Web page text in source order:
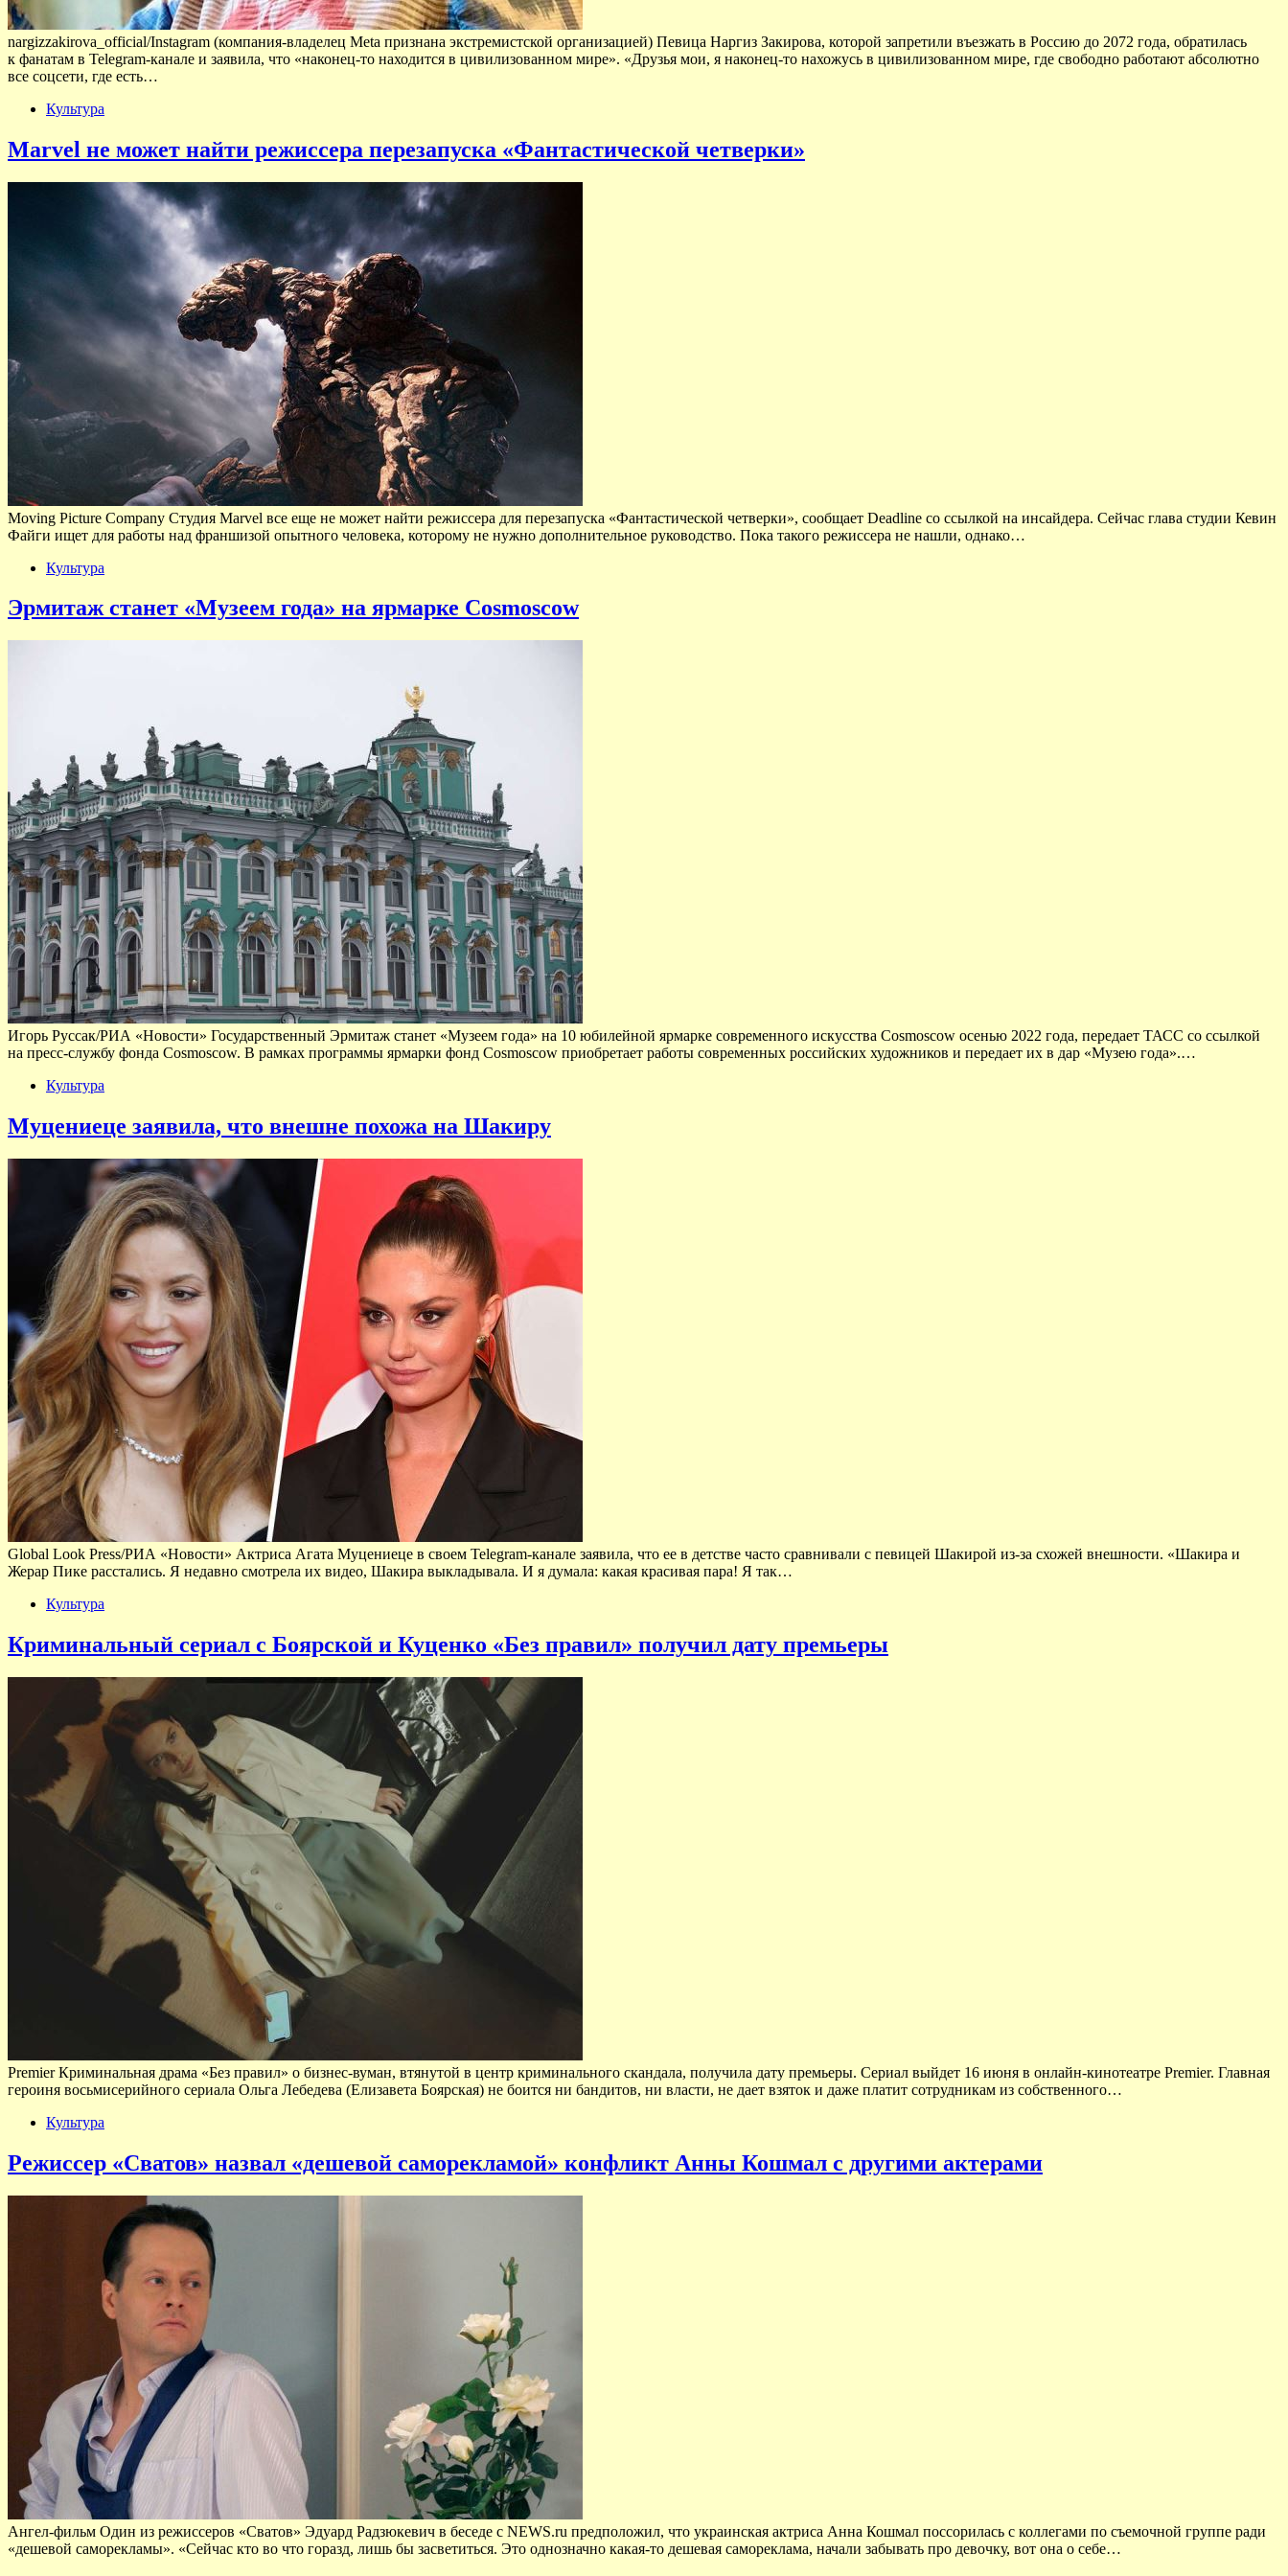
nargizzakirova_official/Instagram (компания-владелец Meta признана экстремистской организацией) Певица Наргиз Закирова, которой запретили въезжать в Россию до 2072 года, обратилась
к фанатам в Telegram-канале и заявила, что «наконец-то находится в цивилизованном мире». «Друзья мои, я наконец-то нахожусь в цивилизованном мире, где свободно работают абсолютно
все соцсети, где есть…
Культура
Marvel не может найти режиссера перезапуска «Фантастической четверки»
Moving Picture Company Студия Marvel все еще не может найти режиссера для перезапуска «Фантастической четверки», сообщает Deadline со ссылкой на инсайдера. Сейчас глава студии Кевин
Файги ищет для работы над франшизой опытного человека, которому не нужно дополнительное руководство. Пока такого режиссера не нашли, однако…
Культура
Эрмитаж станет «Музеем года» на ярмарке Cosmoscow
Игорь Руссак/РИА «Новости» Государственный Эрмитаж станет «Музеем года» на 10 юбилейной ярмарке современного искусства Cosmoscow осенью 2022 года, передает ТАСС со ссылкой
на пресс-службу фонда Cosmoscow. В рамках программы ярмарки фонд Cosmoscow приобретает работы современных российских художников и передает их в дар «Музею года».…
Культура
Муцениеце заявила, что внешне похожа на Шакиру
Global Look Press/РИА «Новости» Актриса Агата Муцениеце в своем Telegram-канале заявила, что ее в детстве часто сравнивали с певицей Шакирой из-за схожей внешности. «Шакира и
Жерар Пике расстались. Я недавно смотрела их видео, Шакира выкладывала. И я думала: какая красивая пара! Я так…
Культура
Криминальный сериал с Боярской и Куценко «Без правил» получил дату премьеры
Premier Криминальная драма «Без правил» о бизнес-вуман, втянутой в центр криминального скандала, получила дату премьеры. Сериал выйдет 16 июня в онлайн-кинотеатре Premier. Главная
героиня восьмисерийного сериала Ольга Лебедева (Елизавета Боярская) не боится ни бандитов, ни власти, не дает взяток и даже платит сотрудникам из собственного…
Культура
Режиссер «Сватов» назвал «дешевой саморекламой» конфликт Анны Кошмал с другими актерами
Ангел-фильм Один из режиссеров «Сватов» Эдуард Радзюкевич в беседе с NEWS.ru предположил, что украинская актриса Анна Кошмал поссорилась с коллегами по съемочной группе ради
«дешевой саморекламы». «Сейчас кто во что горазд, лишь бы засветиться. Это однозначно какая-то дешевая самореклама, начали забывать про девочку, вот она о себе…